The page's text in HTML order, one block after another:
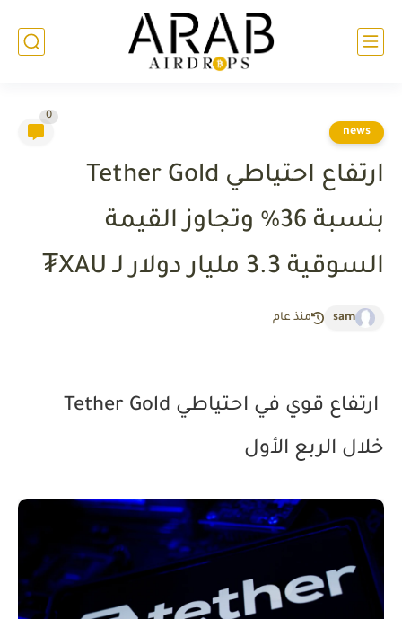
news
0
ارتفاع احتياطي Tether Gold
بنسبة 36% وتجاوز القيمة
السوقية 3.3 مليار دولار لـ XAU₮
sam منذ عام
ارتفاع قوي في احتياطي Tether Gold
خلال الربع الأول